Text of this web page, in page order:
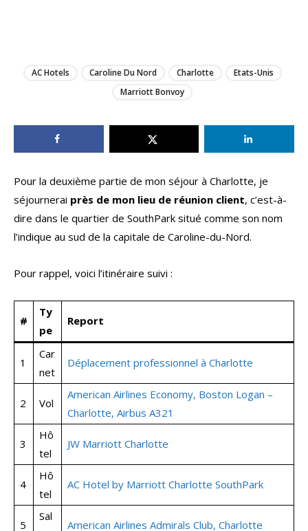
AC Hotels Caroline Du Nord Charlotte
Etats-Unis
Marriott Bonvoy
Pour la deuxième partie de mon séjour à Charlotte, je
séjournerai près de mon lieu de réunion client, c’est-à-
dire dans le quartier de SouthPark situé comme son nom
l’indique au sud de la capitale de Caroline-du-Nord.
Pour rappel, voici l’itinéraire suivi :
#
Ty
pe
Report
1
Car
net
Déplacement professionnel à Charlotte
2 Vol
American Airlines Economy, Boston Logan –
Charlotte, Airbus A321
3
Hô
tel
JW Marriott Charlotte
4
Hô
tel
AC Hotel by Marriott Charlotte SouthPark
5
Sal
American Airlines Admirals Club, Charlotte